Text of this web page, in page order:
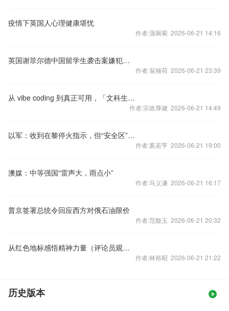
疫情下英国人心理健康堪忧
作者:蒲琬菊 2026-06-21 14:16
英国谢菲尔德中国留学生袭击案嫌犯落网
作者:翁翰荷 2026-06-21 23:39
从 vibe coding 到真正可用，「文科生」该升级哪些能力？
作者:宗政厚健 2026-06-21 14:49
以军：收到在黎停火指示，但“安全区”内行动将继续
作者:奚若亨 2026-06-21 19:00
澳媒：中等强国“雷声大，雨点小”
作者:马义谦 2026-06-21 16:17
普京签署总统令回应西方对俄石油限价
作者:范馥玉 2026-06-21 20:32
从红色地标感悟精神力量（评论员观察）
作者:林裕昭 2026-06-21 21:22
历史版本